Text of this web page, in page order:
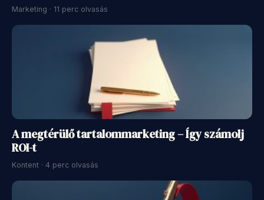
Marketing · 11 perc olvasás
A megtérülő tartalommarketing – Így számolj
ROI-t
Kontent · 4 perc olvasás